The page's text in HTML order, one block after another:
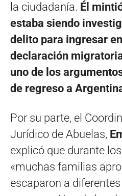
la ciudadanía. Él
estaba siendo
delito para ingresar
declaración
uno de los
de regreso a
Por su parte, el
Jurídico de Abuelas,
explicó que durante los
«muchas familias
escaparon a